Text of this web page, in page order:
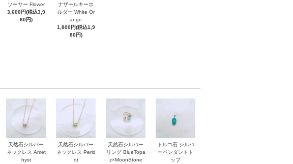
ソーサー Flower
3,600円(税込3,9
60円)
ナザールキーホ
ルダー White Or
ange
1,800円(税込1,9
80円)
天然石シルバー
ネックレス Amet
hyst
天然石シルバー
ネックレス Perid
ot
天然石シルバー
リング BlueTopa
z×MoonStone
トルコ石 シルバ
ーペンダントト
ップ